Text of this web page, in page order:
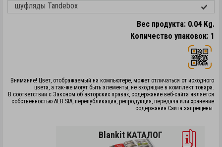
шуфляды Tandebox
Вес продукта: 0.04 Kg.
Количество упаковок: 1
Внимание! Цвет, отображаемый на компьютере, может отличаться от исходного
цвета, а так-же могут быть элементы, не входящие в комплект товара.
В соответствии с Законом об авторских правах, содержание веб-сайта является
собственностью ALB SIA, перепубликация, репродукция, передача или хранение
содержания Сайта запрещены.
Blankit КАТАЛОГ